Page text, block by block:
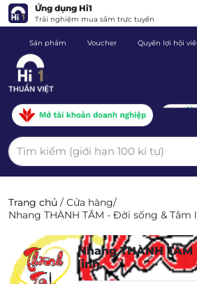
Ứng dụng Hi1
Trải nghiệm mua sắm trực tuyến
Sản phẩm Voucher Quyền lợi hội
Trang chủ / Cửa hàng/
Nhang THÀNH TÂM - Đời sống & Tâm
Nhang THÀNH
linh